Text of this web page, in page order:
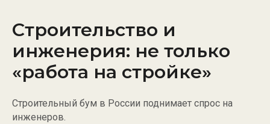
Строительство и
инженерия: не только
«работа на стройке»
Строительный бум в России поднимает спрос на
инженеров.
{ Меню }
Услуги